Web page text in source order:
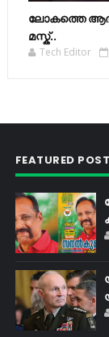
ലോകത്തെ
മസ്ക്..
Tech Editor
FEATURED